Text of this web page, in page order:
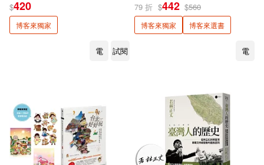
Ana Victoria Calderon(1)
Apple Horong(1)
BIRD ERA 鳥時代(1)
Bboungbbangkkyu(1)
$420
博客來獨家
電 試閱
79 折 $442 $560
博客來獨家 博客來選書
電